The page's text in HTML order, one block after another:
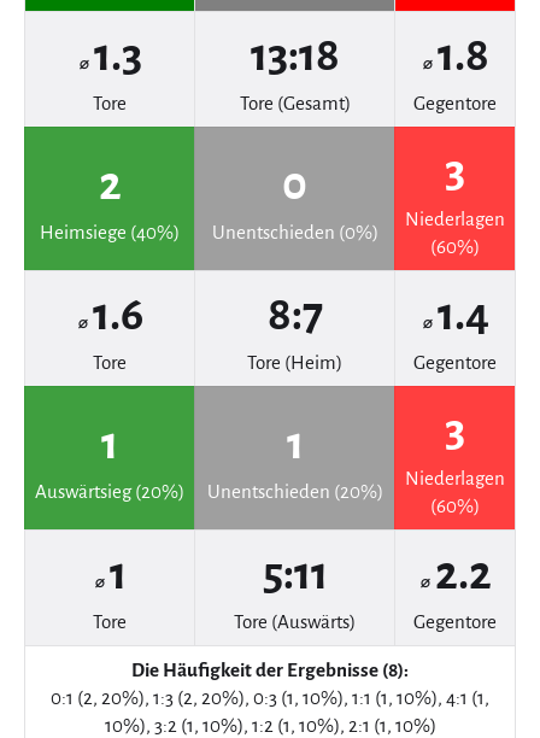
⌀ 1.3
Tore
13:18
Tore (Gesamt)
⌀ 1.8
Gegentore
2
Heimsiege (40%)
0
Unentschieden (0%)
3
Niederlagen
(60%)
⌀ 1.6
Tore
8:7
Tore (Heim)
⌀ 1.4
Gegentore
1
Auswärtsieg (20%)
1
Unentschieden (20%)
3
Niederlagen
(60%)
⌀ 1
Tore
5:11
Tore (Auswärts)
⌀ 2.2
Gegentore
Die Häufigkeit der Ergebnisse (8):
0:1 (2, 20%), 1:3 (2, 20%), 0:3 (1, 10%), 1:1 (1, 10%), 4:1 (1,
10%), 3:2 (1, 10%), 1:2 (1, 10%), 2:1 (1, 10%)